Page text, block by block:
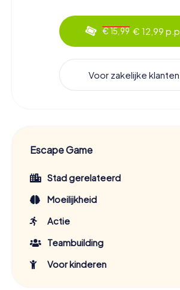
€ 15,99 € 12,99 p.p.
Voor zakelijke klanten
Escape Game
Stad gerelateerd
Moeilijkheid
Actie
Teambuilding
Voor kinderen